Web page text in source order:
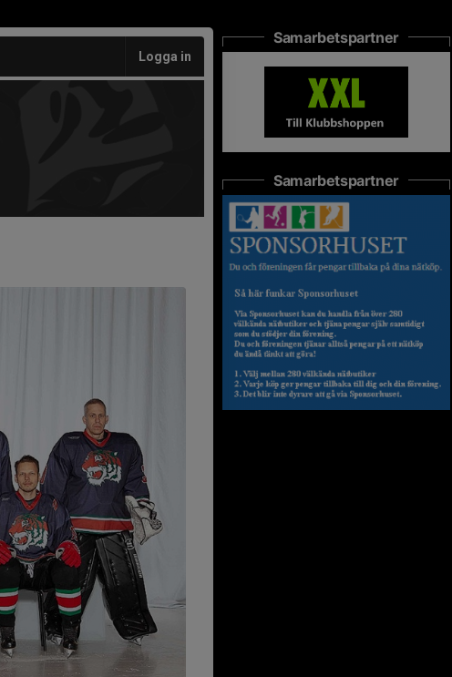
Logga in
Samarbetspartner
Samarbetspartner